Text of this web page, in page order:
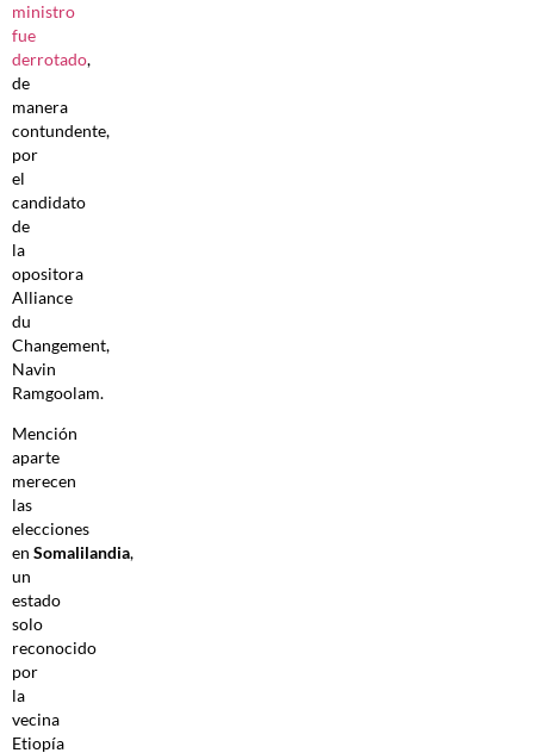
ministro
fue
derrotado,
de
manera
contundente,
por
el
candidato
de
la
opositora
Alliance
du
Changement,
Navin
Ramgoolam.
Mención
aparte
merecen
las
elecciones
en Somalilandia,
un
estado
solo
reconocido
por
la
vecina
Etiopía